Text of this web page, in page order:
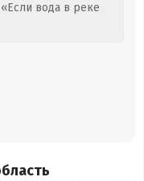
вода в реке